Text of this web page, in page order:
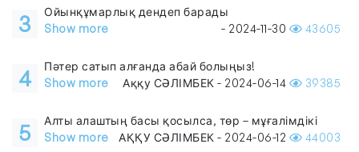
3
Ойынқұмарлық дендеп барады
Show more
- 2024-11-30 43605
4
Пәтер сатып алғанда абай болыңыз!
Show more
Аққу СӘЛІМБЕК - 2024-06-14 39385
5
Алты алаштың басы қосылса, төр – мұғалімдікі
Show more
АҚҚУ СӘЛІМБЕК - 2024-06-12 44003